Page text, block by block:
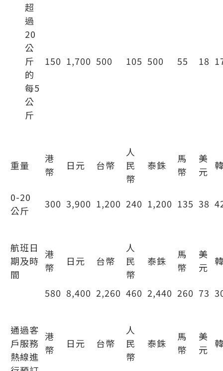
超
過
20
公
斤
的
每5
公
斤
150 1,700 500 105 500 55 18
重量
港
幣
日元 台幣
人
民
幣
泰銖
馬
幣
美
元
0-20
公斤
300 3,900 1,200 240 1,200 135 38
航班日
期及時
間
港
幣
日元 台幣
人
民
幣
泰銖
馬
幣
美
元
580 8,400 2,260 460 2,440 260 73
通過客
戶服務
熱線進
港
幣
日元 台幣
人
民
幣
泰銖
馬
幣
美
元